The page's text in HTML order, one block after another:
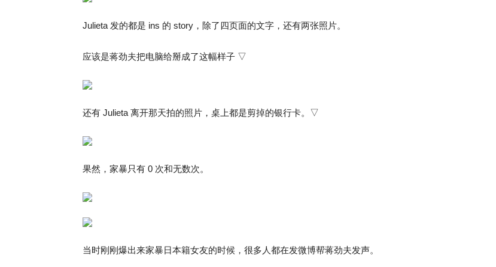
Julieta 发的都是 ins 的 story，除了四页面的文字，还有两张照片。
应该是蒋劲夫把电脑给掰成了这幅样子 ▽
还有 Julieta 离开那天拍的照片，桌上都是剪掉的银行卡。▽
果然，家暴只有 0 次和无数次。
当时刚刚爆出来家暴日本籍女友的时候，很多人都在发微博帮蒋劲夫发声。